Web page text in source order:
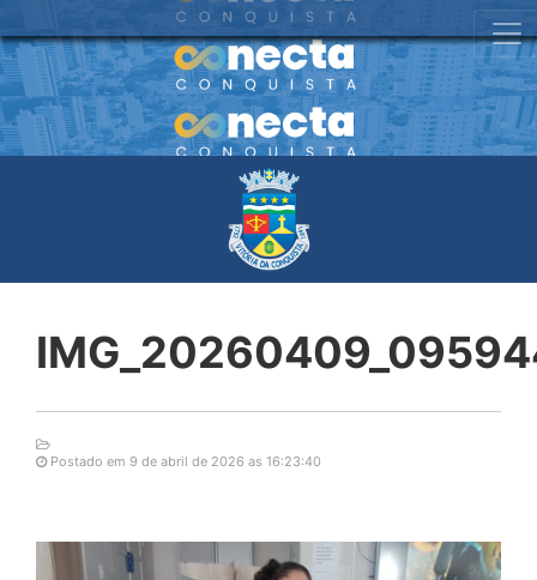
Postado em 9 de abril de 2026 as 16:23:40